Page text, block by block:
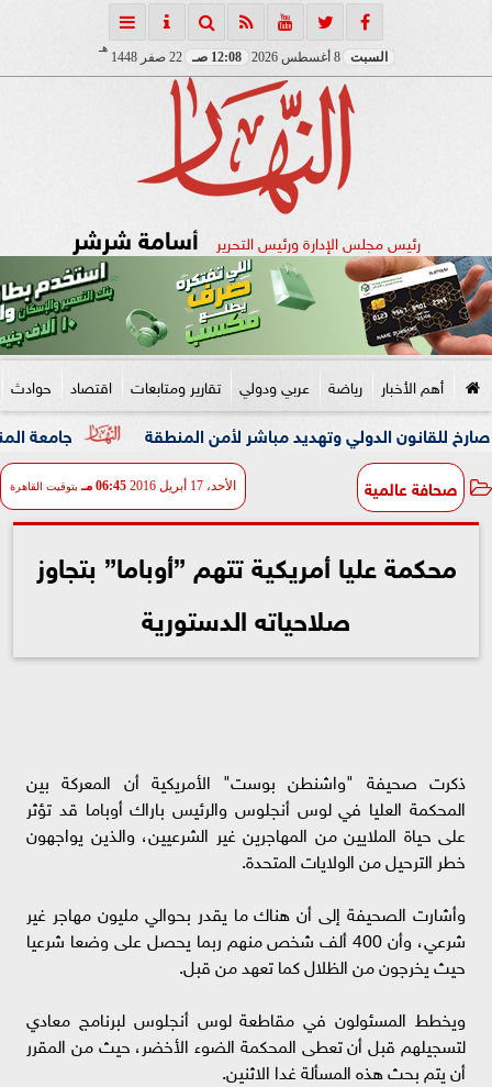
السبت 8 أغسطس 2026 12:08 صـ 22 صفر 1448
هـ
رئيس مجلس الإدارة ورئيس التحرير أسامة شرشر
أهم الأخبار رياضة عربي ودولي تقارير ومتابعات اقتصاد حوادث
جامعة المنصورة الدولي وتهديد مباشر لأمن المنطقة
صحافة عالمية الأحد، 17 أبريل 2016 06:45 مـ بتوقيت القاهرة
محكمة عليا أمريكية تتهم ”أوباما” بتجاوز
صلاحياته الدستورية
ذكرت صحيفة "واشنطن بوست" الأمريكية أن المعركة بين
المحكمة العليا في لوس أنجلوس والرئيس باراك أوباما قد تؤثر
على حياة الملايين من المهاجرين غير الشرعيين، والذين يواجهون
خطر الترحيل من الولايات المتحدة.
وأشارت الصحيفة إلى أن هناك ما يقدر بحوالي مليون مهاجر غير
شرعي، وأن 400 ألف شخص منهم ربما يحصل على وضعا شرعيا
حيث يخرجون من الظلال كما تعهد من قبل.
ويخطط المسئولون في مقاطعة لوس أنجلوس لبرنامج معادي
لتسجيلهم قبل أن تعطى المحكمة الضوء الأخضر، حيث من المقرر
أن يتم بحث هذه المسألة غدا الاثنين.